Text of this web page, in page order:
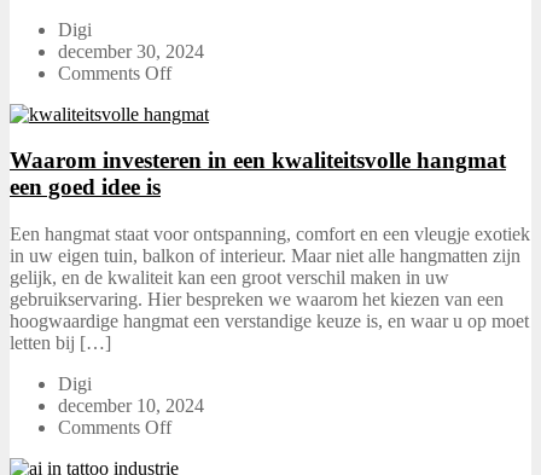
Digi
december 30, 2024
Comments Off
Waarom investeren in een kwaliteitsvolle hangmat
een goed idee is
Een hangmat staat voor ontspanning, comfort en een vleugje exotiek
in uw eigen tuin, balkon of interieur. Maar niet alle hangmatten zijn
gelijk, en de kwaliteit kan een groot verschil maken in uw
gebruikservaring. Hier bespreken we waarom het kiezen van een
hoogwaardige hangmat een verstandige keuze is, en waar u op moet
letten bij […]
Digi
december 10, 2024
Comments Off